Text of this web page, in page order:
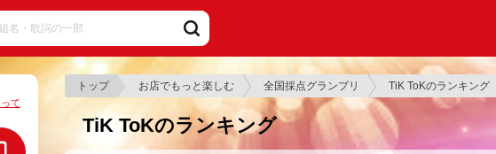
トップ お店でもっと楽しむ 全国採点グランプリ TiK ToKのランキング
TiK ToKのランキング
て